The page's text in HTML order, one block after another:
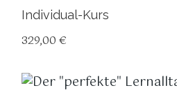
Individual-Kurs
329,00€